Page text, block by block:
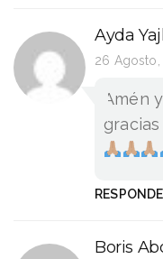
Ayda
26 Agosto,
Amén
Boris